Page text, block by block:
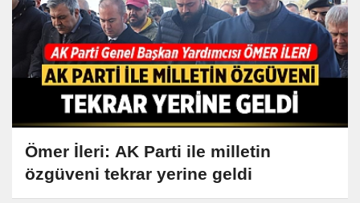
Ömer İleri: AK Parti ile milletin
özgüveni tekrar yerine geldi